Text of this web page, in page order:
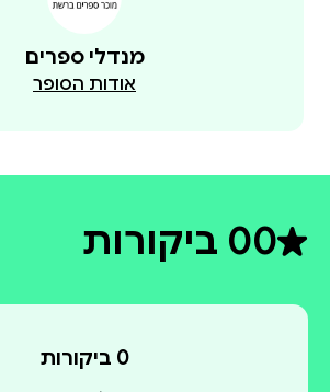
מנדלי ספרים
אודות הסופר
0דירוג ממוצע 0 מתוך 5
0 ביקורות
0 ביקורות